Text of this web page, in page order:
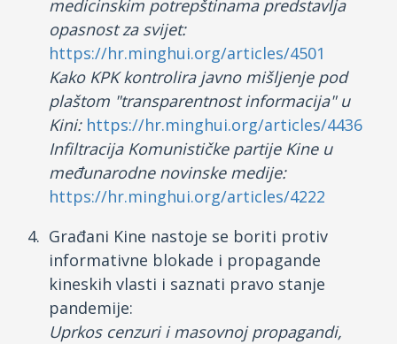
medicinskim potrepštinama predstavlja
opasnost za svijet:
https://hr.minghui.org/articles/4501
Kako KPK kontrolira javno mišljenje pod
plaštom "transparentnost informacija" u
Kini: https://hr.minghui.org/articles/4436
Infiltracija Komunističke partije Kine u
međunarodne novinske medije:
https://hr.minghui.org/articles/4222
Građani Kine nastoje se boriti protiv
informativne blokade i propagande
kineskih vlasti i saznati pravo stanje
pandemije:
Uprkos cenzuri i masovnoj propagandi,